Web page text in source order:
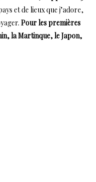
et de lieux que j’adore,
Pour les premières
la Martinque, le Japon,